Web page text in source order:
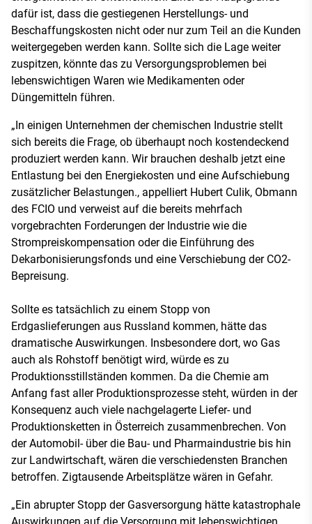
dafür ist, dass die gestiegenen Herstellungs- und
Beschaffungskosten nicht oder nur zum Teil an die Kunden
weitergegeben werden kann. Sollte sich die Lage weiter
zuspitzen, könnte das zu Versorgungsproblemen bei
lebenswichtigen Waren wie Medikamenten oder
Düngemitteln führen.
„In einigen Unternehmen der chemischen Industrie stellt
sich bereits die Frage, ob überhaupt noch kostendeckend
produziert werden kann. Wir brauchen deshalb jetzt eine
Entlastung bei den Energiekosten und eine Aufschiebung
zusätzlicher Belastungen., appelliert Hubert Culik, Obmann
des FCIO und verweist auf die bereits mehrfach
vorgebrachten Forderungen der Industrie wie die
Strompreiskompensation oder die Einführung des
Dekarbonisierungsfonds und eine Verschiebung der CO2-
Bepreisung.
Sollte es tatsächlich zu einem Stopp von
Erdgaslieferungen aus Russland kommen, hätte das
dramatische Auswirkungen. Insbesondere dort, wo Gas
auch als Rohstoff benötigt wird, würde es zu
Produktionsstillständen kommen. Da die Chemie am
Anfang fast aller Produktionsprozesse steht, würden in der
Konsequenz auch viele nachgelagerte Liefer- und
Produktionsketten in Österreich zusammenbrechen. Von
der Automobil- über die Bau- und Pharmaindustrie bis hin
zur Landwirtschaft, wären die verschiedensten Branchen
betroffen. Zigtausende Arbeitsplätze wären in Gefahr.
„Ein abrupter Stopp der Gasversorgung hätte katastrophale
Auswirkungen auf die Versorgung mit lebenswichtigen